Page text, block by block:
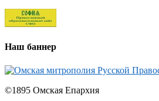
Наш баннер
©1895 Омская Епархия